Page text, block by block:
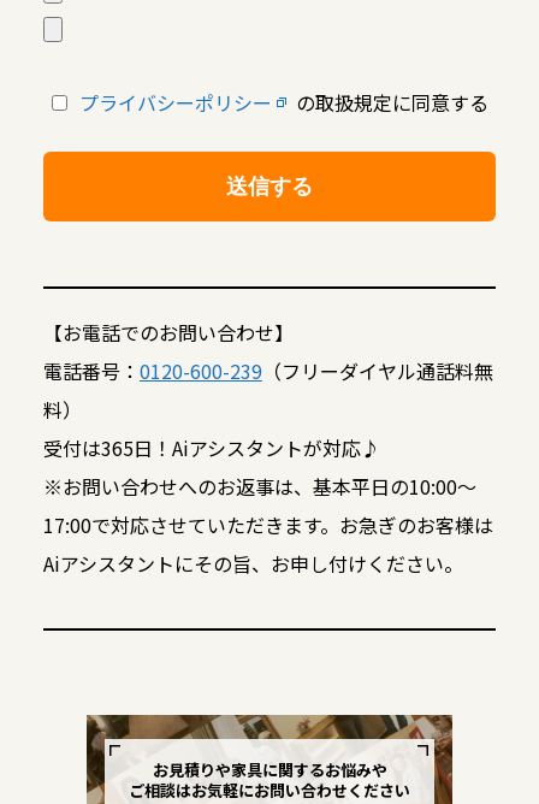
プライバシーポリシー の取扱規定に同意する
【お電話でのお問い合わせ】
電話番号： 0120-600-239（フリーダイヤル通話料無
料）
受付は365日！Aiアシスタントが対応♪
※お問い合わせへのお返事は、基本平日の10:00～
17:00で対応させていただきます。お急ぎのお客様は
Aiアシスタントにその旨、お申し付けください。
お見積りや家具に関するお悩みや
ご相談はお気軽にお問い合わせください